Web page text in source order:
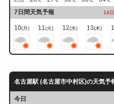
7日間天気予報 14
10(月) 11(火) 12(水) 13(木)
名古屋駅 (名古屋市中村区)の天気予
今日